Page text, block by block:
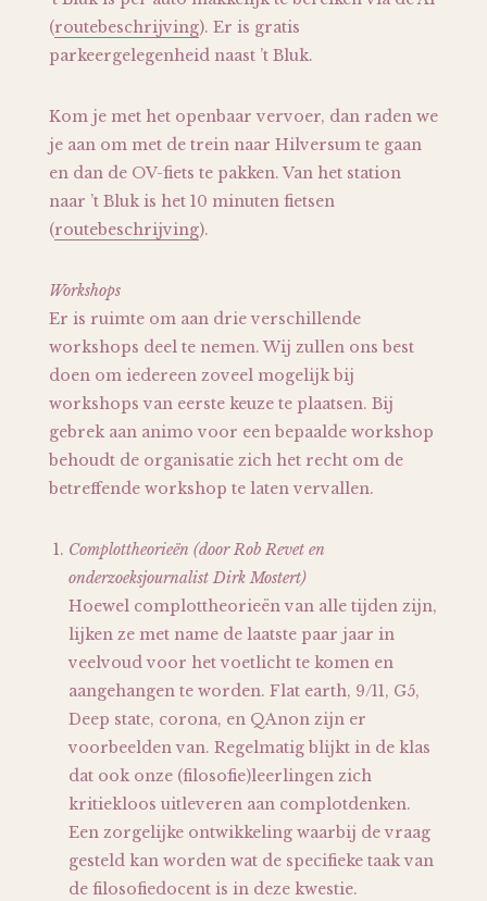
(routebeschrijving). Er is gratis
parkeergelegenheid naast ’t Bluk.
Kom je met het openbaar vervoer, dan raden we
je aan om met de trein naar Hilversum te gaan
en dan de OV-fiets te pakken. Van het station
naar ’t Bluk is het 10 minuten fietsen
(routebeschrijving).
Workshops
Er is ruimte om aan drie verschillende
workshops deel te nemen. Wij zullen ons best
doen om iedereen zoveel mogelijk bij
workshops van eerste keuze te plaatsen. Bij
gebrek aan animo voor een bepaalde workshop
behoudt de organisatie zich het recht om de
betreffende workshop te laten vervallen.
Complottheorieën (door Rob Revet en
onderzoeksjournalist Dirk Mostert)
Hoewel complottheorieën van alle tijden zijn,
lijken ze met name de laatste paar jaar in
veelvoud voor het voetlicht te komen en
aangehangen te worden. Flat earth, 9/11, G5,
Deep state, corona, en QAnon zijn er
voorbeelden van. Regelmatig blijkt in de klas
dat ook onze (filosofie)leerlingen zich
kritiekloos uitleveren aan complotdenken.
Een zorgelijke ontwikkeling waarbij de vraag
gesteld kan worden wat de specifieke taak van
de filosofiedocent is in deze kwestie.